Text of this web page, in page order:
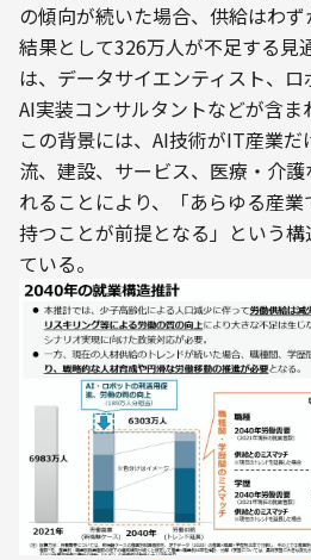
の傾向が続いた場合、供給はわず
結果として326万人が不足する見
は、データサイエンティスト、ロ
AI実装コンサルタントなどが含ま
この背景には、AI技術がIT産業
流、建設、サービス、医療・介
れることにより、「あらゆる産
持つことが前提となる」という
ている。